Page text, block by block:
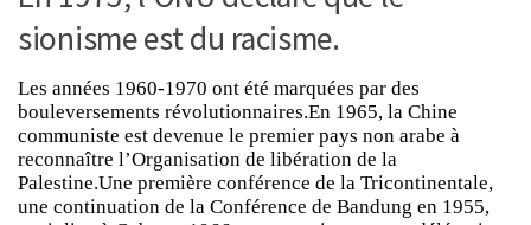
sionisme est du racisme.
Les années 1960-1970 ont été marquées par des
bouleversements révolutionnaires.En 1965, la Chine
communiste est devenue le premier pays non arabe à
reconnaître l’Organisation de libération de la
Palestine.Une première conférence de la Tricontinentale,
une continuation de la Conférence de Bandung en 1955,